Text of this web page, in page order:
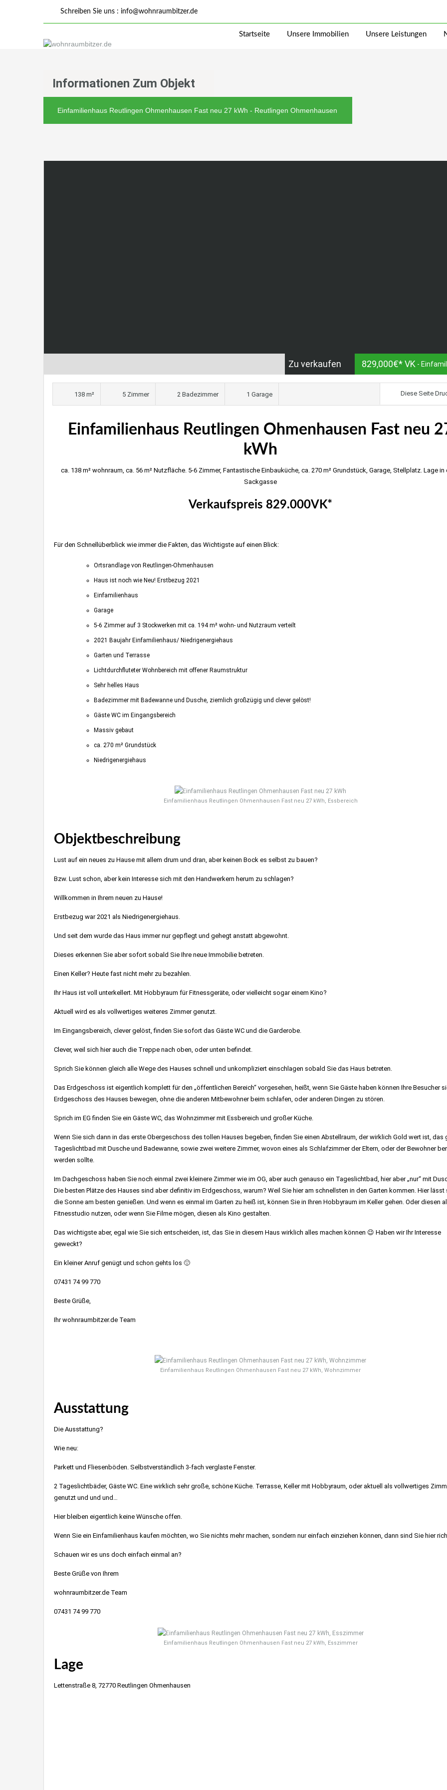
Schreiben Sie uns : info@wohnraumbitzer.de
Startseite Unsere Immobilien Unsere Leistungen
Informationen Zum Objekt
Einfamilienhaus Reutlingen Ohmenhausen Fast neu 27 kWh - Reutlingen Ohmenhausen
Zu verkaufen 829,000€* VK -
138 m² 5 Zimmer 2 Badezimmer 1 Garage Diese Seite
Einfamilienhaus Reutlingen Ohmenhausen Fast neu
kWh
ca. 138 m² wohnraum, ca. 56 m² Nutzfläche. 5-6 Zimmer, Fantastische Einbauküche, ca. 270 m² Grundstück, Garage, Stellplatz. Lage in
Sackgasse
Verkaufspreis 829.000VK*
Für den Schnellüberblick wie immer die Fakten, das Wichtigste auf einen Blick:
Ortsrandlage von Reutlingen-Ohmenhausen
Haus ist noch wie Neu! Erstbezug 2021
Einfamilienhaus
Garage
5-6 Zimmer auf 3 Stockwerken mit ca. 194 m² wohn- und Nutzraum verteilt
2021 Baujahr Einfamilienhaus/ Niedrigenergiehaus
Garten und Terrasse
Lichtdurchfluteter Wohnbereich mit offener Raumstruktur
Sehr helles Haus
Badezimmer mit Badewanne und Dusche, ziemlich großzügig und clever gelöst!
Gäste WC im Eingangsbereich
Massiv gebaut
ca. 270 m² Grundstück
Niedrigenergiehaus
Einfamilienhaus Reutlingen Ohmenhausen Fast neu 27 kWh, Essbereich
Objektbeschreibung
Lust auf ein neues zu Hause mit allem drum und dran, aber keinen Bock es selbst zu bauen?
Bzw. Lust schon, aber kein Interesse sich mit den Handwerkern herum zu schlagen?
Willkommen in Ihrem neuen zu Hause!
Erstbezug war 2021 als Niedrigenergiehaus.
Und seit dem wurde das Haus immer nur gepflegt und gehegt anstatt abgewohnt.
Dieses erkennen Sie aber sofort sobald Sie Ihre neue Immobilie betreten.
Einen Keller? Heute fast nicht mehr zu bezahlen.
Ihr Haus ist voll unterkellert. Mit Hobbyraum für Fitnessgeräte, oder vielleicht sogar einem Kino?
Aktuell wird es als vollwertiges weiteres Zimmer genutzt.
Im Eingangsbereich, clever gelöst, finden Sie sofort das Gäste WC und die Garderobe.
Clever, weil sich hier auch die Treppe nach oben, oder unten befindet.
Sprich Sie können gleich alle Wege des Hauses schnell und unkompliziert einschlagen sobald Sie das Haus betreten.
Das Erdgeschoss ist eigentlich komplett für den „öffentlichen Bereich“ vorgesehen, heißt, wenn Sie Gäste haben können Ihre Besucher
Erdgeschoss des Hauses bewegen, ohne die anderen Mitbewohner beim schlafen, oder anderen Dingen zu stören.
Sprich im EG finden Sie ein Gäste WC, das Wohnzimmer mit Essbereich und großer Küche.
Wenn Sie sich dann in das erste Obergeschoss des tollen Hauses begeben, finden Sie einen Abstellraum, der wirklich Gold wert ist, das
Tageslichtbad mit Dusche und Badewanne, sowie zwei weitere Zimmer, wovon eines als Schlafzimmer der Eltern, oder der Bewohner
werden sollte.
Im Dachgeschoss haben Sie noch einmal zwei kleinere Zimmer wie im OG, aber auch genauso ein Tageslichtbad, hier aber „nur“ mit
Die besten Plätze des Hauses sind aber definitiv im Erdgeschoss, warum? Weil Sie hier am schnellsten in den Garten kommen. Hier lässt
die Sonne am besten genießen. Und wenn es einmal im Garten zu heiß ist, können Sie in Ihren Hobbyraum im Keller gehen. Oder diesen
Fitnesstudio nutzen, oder wenn Sie Filme mögen, diesen als Kino gestalten.
Das wichtigste aber, egal wie Sie sich entscheiden, ist, das Sie in diesem Haus wirklich alles machen können 😉 Haben wir Ihr Interesse
geweckt?
Ein kleiner Anruf genügt und schon gehts los 🙂
07431 74 99 770
Beste Grüße,
Ihr wohnraumbitzer.de Team
Einfamilienhaus Reutlingen Ohmenhausen Fast neu 27 kWh, Wohnzimmer
Ausstattung
Die Ausstattung?
Wie neu:
Parkett und Fliesenböden. Selbstverständlich 3-fach verglaste Fenster.
2 Tageslichtbäder, Gäste WC. Eine wirklich sehr große, schöne Küche. Terrasse, Keller mit Hobbyraum, oder aktuell als vollwertiges
genutzt und und und…
Hier bleiben eigentlich keine Wünsche offen.
Wenn Sie ein Einfamilienhaus kaufen möchten, wo Sie nichts mehr machen, sondern nur einfach einziehen können, dann sind Sie hier
Schauen wir es uns doch einfach einmal an?
Beste Grüße von Ihrem
wohnraumbitzer.de Team
07431 74 99 770
Einfamilienhaus Reutlingen Ohmenhausen Fast neu 27 kWh, Esszimmer
Lage
Lettenstraße 8, 72770 Reutlingen Ohmenhausen